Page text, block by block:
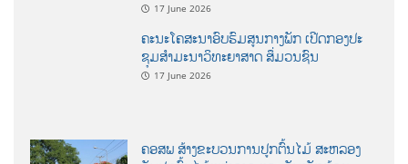
17 June 2026
ຄະນະໂຄສະນາອົບຮົມສູນກາງພັກ ເປີດກອງປະ
ຊຸມສຳມະນາວິທະຍາສາດ ສຶ່ມວນຊົນ
17 June 2026
ວັນປູກຕົ້ນໄມ້ແຫ່ງຊາດ ແລະ ວັນເດັກນ້ອຍ
ສາກົນ